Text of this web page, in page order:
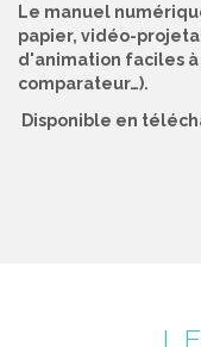
Le manuel
papier, vidéo-
d'animation faciles à
comparateur…).
Disponible en